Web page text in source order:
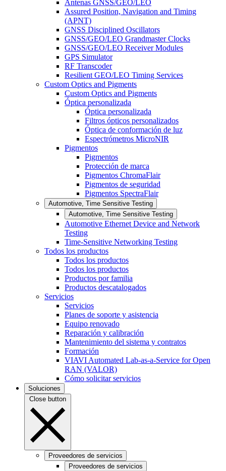
Antenas GNSS/GEO/LEO
Assured Position, Navigation and Timing
(APNT)
GNSS Disciplined Oscillators
GNSS/GEO/LEO Grandmaster Clocks
GNSS/GEO/LEO Receiver Modules
GPS Simulator
RF Transcoder
Resilient GEO/LEO Timing Services
Custom Optics and Pigments
Custom Optics and Pigments
Óptica personalizada
Óptica personalizada
Filtros ópticos personalizados
Óptica de conformación de luz
Espectrómetros MicroNIR
Pigmentos
Pigmentos
Protección de marca
Pigmentos ChromaFlair
Pigmentos de seguridad
Pigmentos SpectraFlair
Automotive, Time Sensitive Testing
Automotive, Time Sensitive Testing
Automotive Ethernet Device and Network
Testing
Time-Sensitive Networking Testing
Todos los productos
Todos los productos
Todos los productos
Productos por familia
Productos descatalogados
Servicios
Servicios
Planes de soporte y asistencia
Equipo renovado
Reparación y calibración
Mantenimiento del sistema y contratos
Formación
VIAVI Automated Lab-as-a-Service for Open
RAN (VALOR)
Cómo solicitar servicios
Soluciones
Close button
Proveedores de servicios
Proveedores de servicios